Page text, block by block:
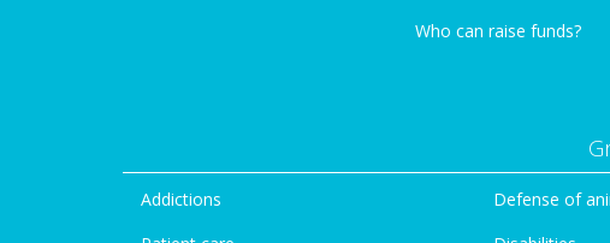
Who can raise funds?
Addictions
Defense of